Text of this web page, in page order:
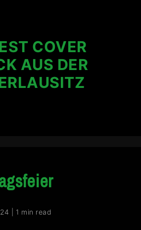
COVER
AUS DER
1 min read